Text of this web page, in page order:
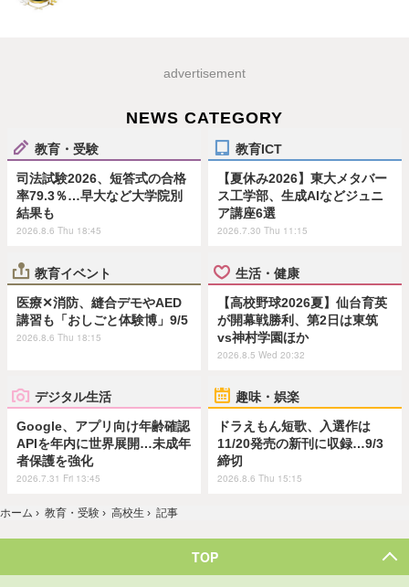
advertisement
NEWS CATEGORY
教育・受験
司法試験2026、短答式の合格
率79.3％…早大など大学院別
結果も
2026.8.6 Thu 18:45
教育ICT
【夏休み2026】東大メタバー
ス工学部、生成AIなどジュニ
ア講座6選
2026.7.30 Thu 11:15
教育イベント
医療✕消防、縫合デモやAED
講習も「おしごと体験博」9/5
2026.8.6 Thu 18:15
生活・健康
【高校野球2026夏】仙台育英
が開幕戦勝利、第2日は東筑
vs神村学園ほか
2026.8.5 Wed 20:32
デジタル生活
Google、アプリ向け年齢確認
APIを年内に世界展開…未成年
者保護を強化
2026.7.31 Fri 13:45
趣味・娯楽
ドラえもん短歌、入選作は
11/20発売の新刊に収録…9/3
締切
2026.8.6 Thu 15:15
ホーム › 教育・受験 › 高校生 › 記事
TOP